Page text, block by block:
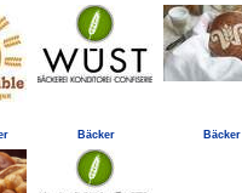
Bäcker Bäcker